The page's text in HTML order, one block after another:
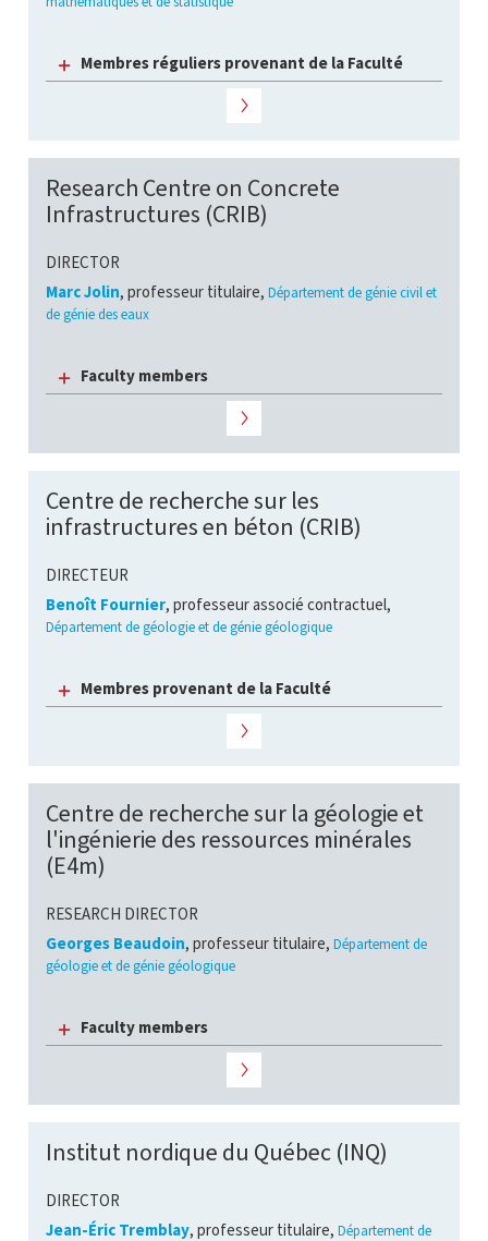
Membres réguliers provenant de la Faculté
Research Centre on Concrete
Infrastructures (CRIB)
DIRECTOR
Marc Jolin, professeur titulaire, Département de génie civil et
de génie des eaux
Faculty members
Centre de recherche sur les
infrastructures en béton (CRIB)
DIRECTEUR
Benoît Fournier, professeur associé contractuel,
Département de géologie et de génie géologique
Membres provenant de la Faculté
Centre de recherche sur la géologie et
l'ingénierie des ressources minérales
(E4m)
RESEARCH DIRECTOR
Georges Beaudoin, professeur titulaire, Département de
géologie et de génie géologique
Faculty members
Institut nordique du Québec (INQ)
DIRECTOR
Jean-Éric Tremblay, professeur titulaire, Département de